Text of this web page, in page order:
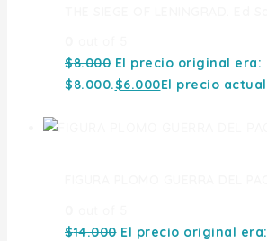
$8.000 El precio original era:
$8.000.$6.000El precio
$14.000 El precio original era: